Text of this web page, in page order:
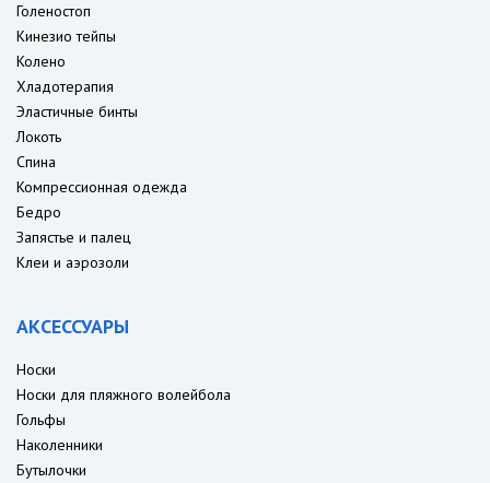
Голеностоп
Кинезио тейпы
Колено
Хладотерапия
Эластичные бинты
Локоть
Спина
Компрессионная одежда
Бедро
Запястье и палец
Клеи и аэрозоли
АКСЕССУАРЫ
Носки
Носки для пляжного волейбола
Гольфы
Наколенники
Бутылочки